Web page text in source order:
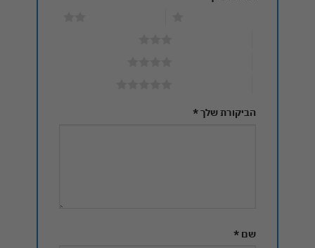
הביקורת שלך*
שם *